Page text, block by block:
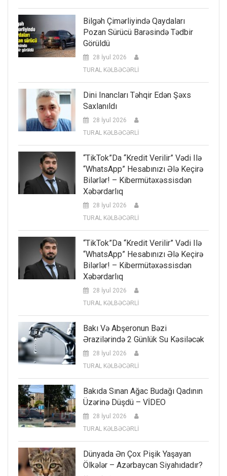
Bilgəh Çimərliyində Qaydaları
Pozan Sürücü Barəsində Tədbir
Görüldü
28 İyul 2026
TURAL KƏLBƏCƏRLİ
Dini Inancları Təhqir Edən Şəxs
Saxlanıldı
28 İyul 2026
TURAL KƏLBƏCƏRLİ
“TikTok”da “kredit Verilir” Vədi Ilə
“WhatsApp” Hesabınızı Ələ Keçirə
Bilərlər! – Kibermütəxəssisdən
Xəbərdarlıq
28 İyul 2026
TURAL KƏLBƏCƏRLİ
“TikTok”da “kredit Verilir” Vədi Ilə
“WhatsApp” Hesabınızı Ələ Keçirə
Bilərlər! – Kibermütəxəssisdən
Xəbərdarlıq
28 İyul 2026
TURAL KƏLBƏCƏRLİ
Bakı Və Abşeronun Bəzi
Ərazilərində 2 Günlük Su Kəsiləcək
28 İyul 2026
TURAL KƏLBƏCƏRLİ
Bakıda Sınan Ağac Budağı Qadının
Üzərinə Düşdü – VİDEO
28 İyul 2026
TURAL KƏLBƏCƏRLİ
Dünyada Ən Çox Pişik Yaşayan
Ölkələr – Azərbaycan Siyahıdadır?